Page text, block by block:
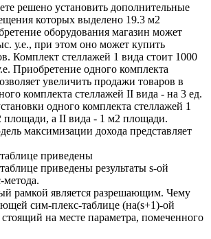
решено установить дополнительные
которых выделено 19.3 м2
оборудования магазин может
у.е., при этом оно может купить
Комплект стеллажей 1 вида стоит 1000
Приобретение одного комплекта
увеличить продажи товаров в
комплекта стеллажей II вида - на 3 ед.
одного комплекта стеллажей 1
площади, а II вида - 1 м2 площади.
максимизации дохода представляет
приведены
приведены результаты s-ой
метода.
рамкой является разрешающим. Чему
сим-плекс-таблице (на(s+1)-ой
на месте параметра, помеченного